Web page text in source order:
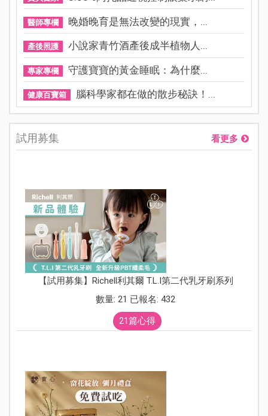
醫師專欄 晚婚晚育是無法改變的現實，...
產後照護 小說家青竹酒產後成半植物人...
專家專欄 守護寶寶的黃金睡眠：為什麼...
健康百寶箱 腦科學家都在做的散步秘訣！...
試用募集 看更多
【試用募集】Richell利其爾 T.L.I第二代乳牙刷系列
數量: 21 已報名: 432
21篇心得